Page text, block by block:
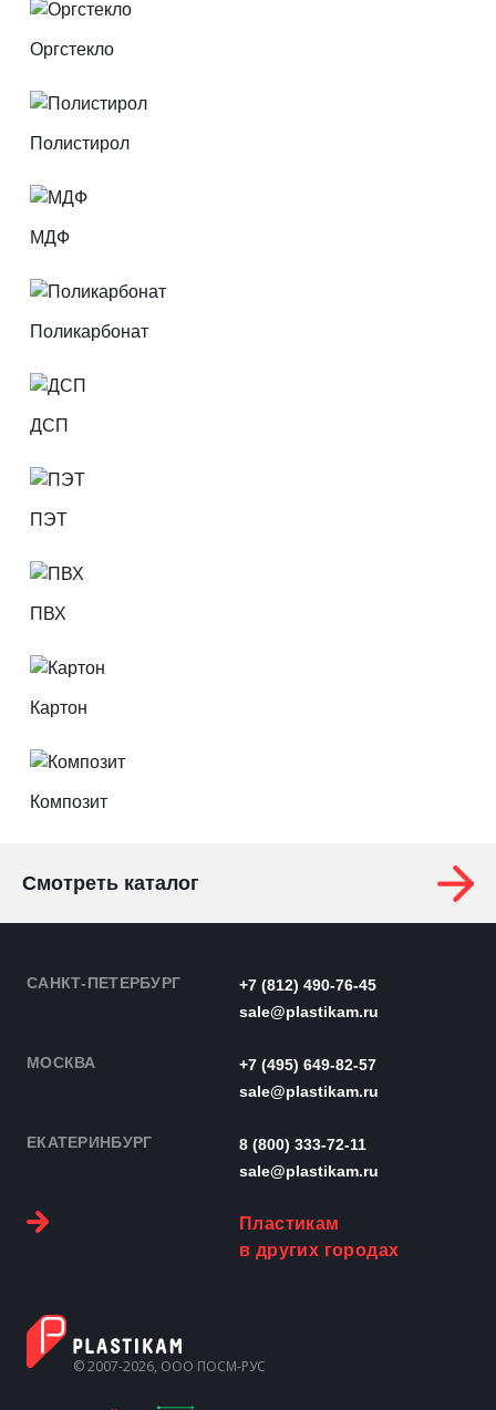
Оргстекло
Полистирол
МДФ
Поликарбонат
ДСП
ПЭТ
ПВХ
Картон
Композит
Смотреть каталог
САНКТ-ПЕТЕРБУРГ
+7 (812) 490-76-45
sale@plastikam.ru
МОСКВА
+7 (495) 649-82-57
sale@plastikam.ru
ЕКАТЕРИНБУРГ
8 (800) 333-72-11
sale@plastikam.ru
Пластикам
в других городах
© 2007-2026, ООО ПОСМ-РУС